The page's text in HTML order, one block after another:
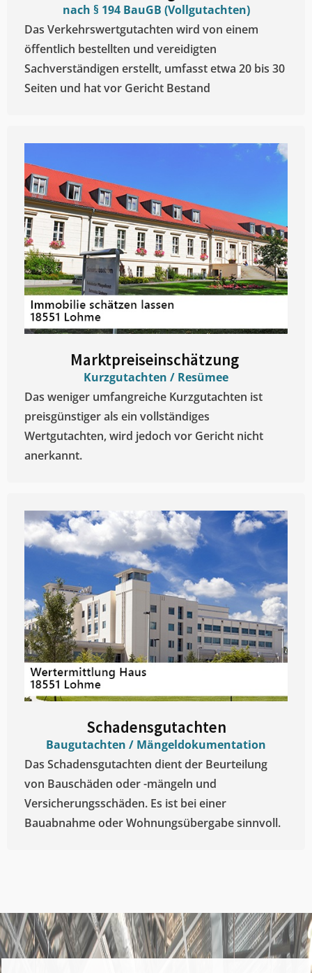
nach § 194 BauGB (Vollgutachten)
Das Verkehrswertgutachten wird von einem
öffentlich bestellten und vereidigten
Sachverständigen erstellt, umfasst etwa 20 bis 30
Seiten und hat vor Gericht Bestand
Marktpreiseinschätzung ​
Kurzgutachten / Resümee
Das weniger umfangreiche Kurzgutachten ist
preisgünstiger als ein vollständiges
Wertgutachten, wird jedoch vor Gericht nicht
anerkannt.
Schadensgutachten
Baugutachten / Mängeldokumentation
Das Schadensgutachten dient der Beurteilung
von Bauschäden oder -mängeln und
Versicherungsschäden. Es ist bei einer
Bauabnahme oder Wohnungsübergabe sinnvoll.